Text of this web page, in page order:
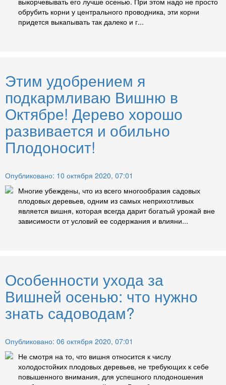
обрубить корни у центрального проводника, эти корни
придется выкапывать так далеко и г...
Этим удобрением я
подкармливаю Вишню в
Октябре! Дерево хорошо
развивается и обильно
Плодоносит!
Опубликовано: 10 октября 2020, 07:01
Многие убеждены, что из всего многообразия садовых
плодовых деревьев, одним из самых неприхотливых
является вишня, которая всегда дарит богатый урожай вне
зависимости от условий ее содержания и влияни...
Особенности ухода за
Вишней осенью: что нужно
знать садоводам?
Опубликовано: 06 октября 2020, 07:01
Не смотря на то, что вишня относится к числу
холодостойких плодовых деревьев, не требующих к себе
повышенного внимания, для успешного плодоношения